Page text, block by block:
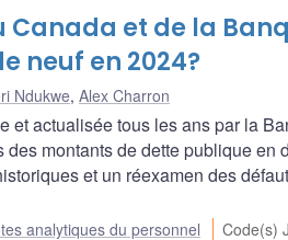
Canada et de la
neuf en 2024?
Ndukwe, Alex Charron
actualisée tous les ans par la
montants de dette publique en
et un réexamen des
analytiques du personnel Code(s)